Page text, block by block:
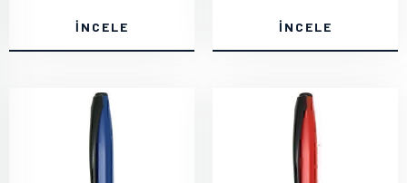
İNCELE İNCELE